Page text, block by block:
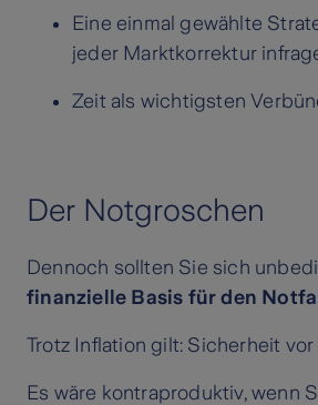
Eine einmal gewählte
jeder Marktkorrektur
Zeit als wichtigsten
Der Notgroschen
Dennoch sollten Sie sich
finanzielle Basis für den
Trotz Inflation gilt: Sicherheit vor
Es wäre kontraproduktiv, wenn